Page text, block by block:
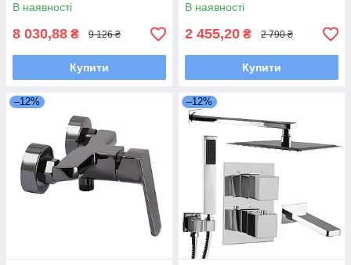
В наявності
8 030,88 ₴ 9 126 ₴
Купити
В наявності
2 455,20 ₴ 2 790 ₴
Купити
–12% –12%